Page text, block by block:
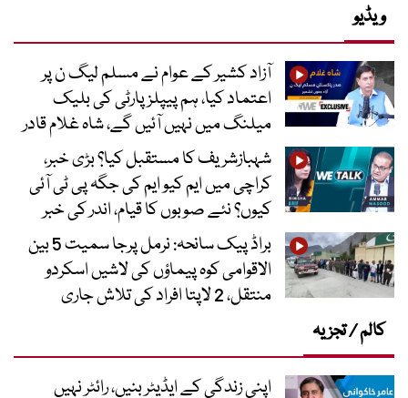
ویڈیو
آزاد کشیر کے عوام نے مسلم لیگ ن پر
اعتماد کیا، ہم پیپلز پارٹی کی بلیک
میلنگ میں نہیں آئیں گے، شاہ غلام قادر
شہبازشریف کا مستقبل کیا؟ بڑی خبر،
کراچی میں ایم کیو ایم کی جگہ پی ٹی آئی
کیوں؟ نئے صوبوں کا قیام، اندر کی خبر
براڈ پیک سانحہ: نرمل پرجا سمیت 5 بین
الاقوامی کوہ پیماؤں کی لاشیں اسکردو
منتقل، 2 لاپتا افراد کی تلاش جاری
کالم / تجزیہ
اپنی زندگی کے ایڈیٹر بنیں، رائٹر نہیں